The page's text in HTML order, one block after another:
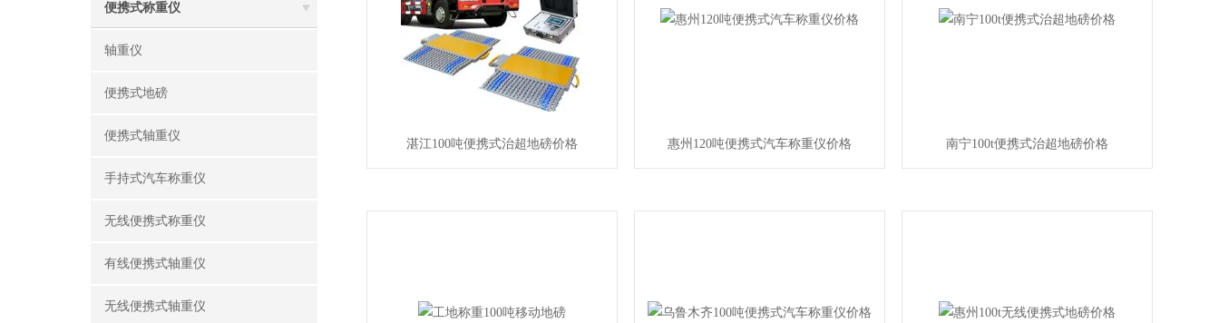
便携式称重仪
轴重仪
便携式地磅
便携式轴重仪
手持式汽车称重仪
无线便携式称重仪
有线便携式轴重仪
无线便携式轴重仪
湛江100吨便携式治超地磅价格 惠州120吨便携式汽车称重仪价格 南宁100t便携式治超地磅价格